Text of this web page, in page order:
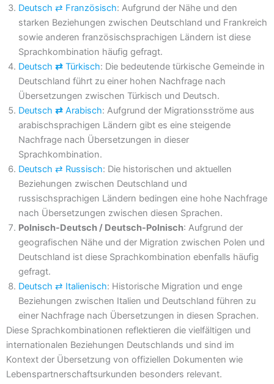
Deutsch ⇄ Französisch: Aufgrund der Nähe und den
starken Beziehungen zwischen Deutschland und Frankreich
sowie anderen französischsprachigen Ländern ist diese
Sprachkombination häufig gefragt.
Deutsch ⇄ Türkisch: Die bedeutende türkische Gemeinde in
Deutschland führt zu einer hohen Nachfrage nach
Übersetzungen zwischen Türkisch und Deutsch.
Deutsch ⇄ Arabisch: Aufgrund der Migrationsströme aus
arabischsprachigen Ländern gibt es eine steigende
Nachfrage nach Übersetzungen in dieser
Sprachkombination.
Deutsch ⇄ Russisch: Die historischen und aktuellen
Beziehungen zwischen Deutschland und
russischsprachigen Ländern bedingen eine hohe Nachfrage
nach Übersetzungen zwischen diesen Sprachen.
Polnisch-Deutsch / Deutsch-Polnisch: Aufgrund der
geografischen Nähe und der Migration zwischen Polen und
Deutschland ist diese Sprachkombination ebenfalls häufig
gefragt.
Deutsch ⇄ Italienisch: Historische Migration und enge
Beziehungen zwischen Italien und Deutschland führen zu
einer Nachfrage nach Übersetzungen in diesen Sprachen.
Diese Sprachkombinationen reflektieren die vielfältigen und
internationalen Beziehungen Deutschlands und sind im
Kontext der Übersetzung von offiziellen Dokumenten wie
Lebenspartnerschaftsurkunden besonders relevant.